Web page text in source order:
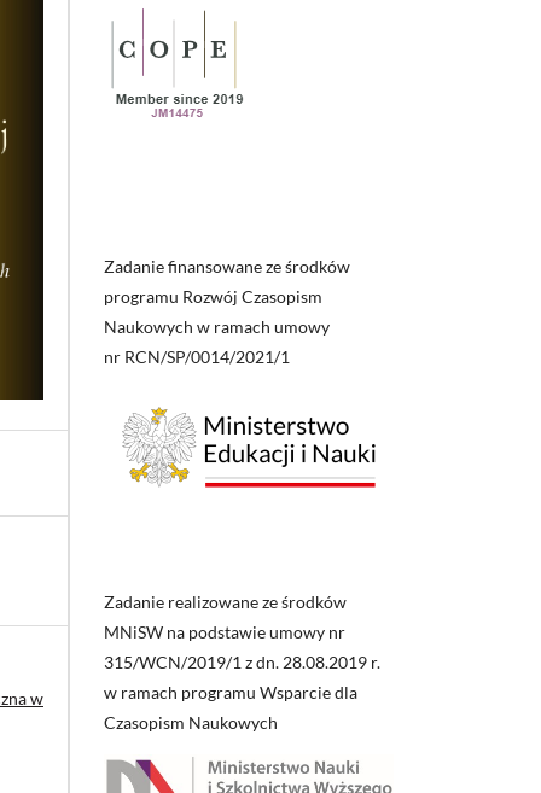
w
Zadanie finansowane ze środków
programu Rozwój Czasopism
Naukowych w ramach umowy
nr RCN/SP/0014/2021/1
Zadanie realizowane ze środków
MNiSW na podstawie umowy nr
315/WCN/2019/1 z dn. 28.08.2019 r.
w ramach programu Wsparcie dla
Czasopism Naukowych